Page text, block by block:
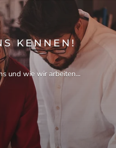
KENNEN!
und wie wir arbeiten...